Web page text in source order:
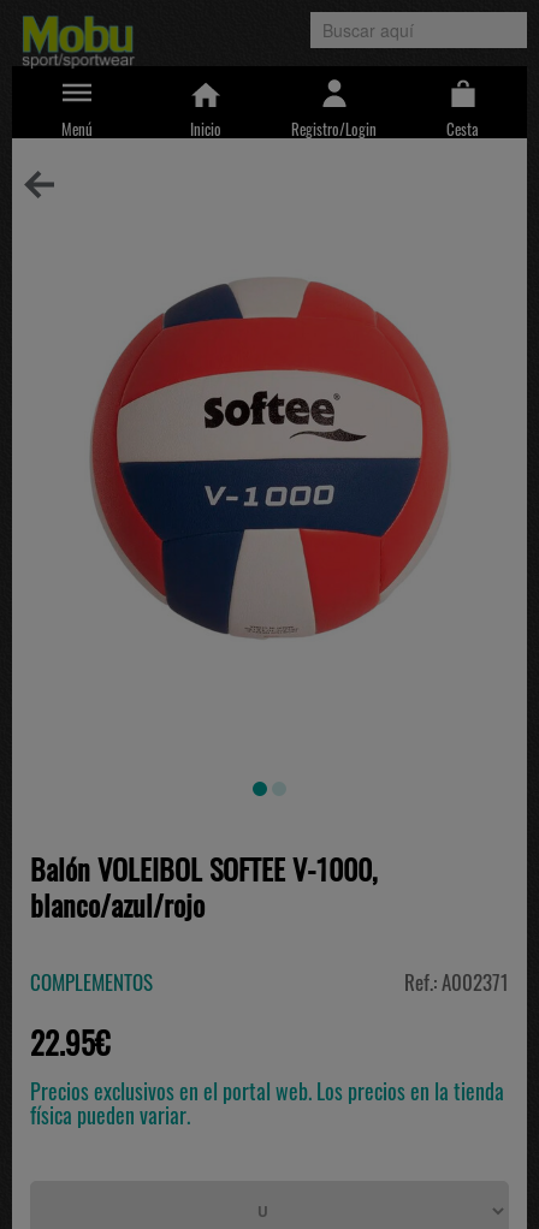
Menú Inicio Registro/Login Cesta
Balón VOLEIBOL SOFTEE V-1000,
blanco/azul/rojo
COMPLEMENTOS Ref.: A002371
22.95€
Precios exclusivos en el portal web. Los precios en la tienda
física pueden variar.